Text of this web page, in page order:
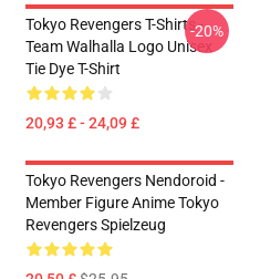
Tokyo Revengers T-Shirts -
Team Walhalla Logo Unisex
Tie Dye T-Shirt
20,93 £ - 24,09 £
-20%
Tokyo Revengers Nendoroid -
Member Figure Anime Tokyo
Revengers Spielzeug